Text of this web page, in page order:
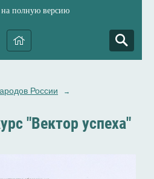
полную версию
России →
"Вектор успеха"